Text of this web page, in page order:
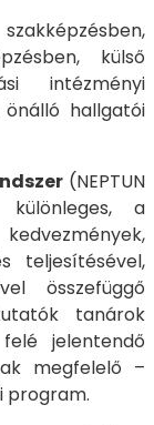
külső
intézményi
hallgatói
(NEPTUN
a
teljesítésével,
összefüggő
tanárok
jelentendő
megfelelő –
program.